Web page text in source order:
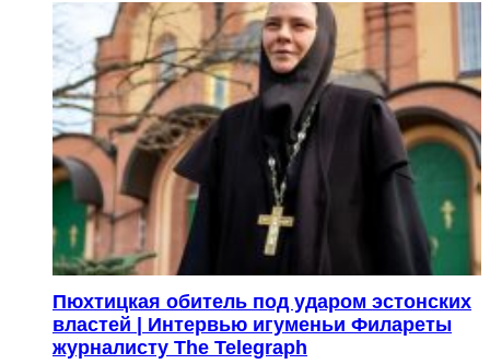
Пюхтицкая обитель под ударом эстонских
властей | Интервью игуменьи Филареты
журналисту The Telegraph